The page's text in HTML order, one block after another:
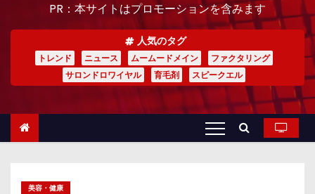
PR：本サイトはプロモーションを含みます
人気のタグ
トレンド ニュース ムームードメイン
ファクタリング
サロンドロワイヤル
育毛剤 スピークエル
美容・健康